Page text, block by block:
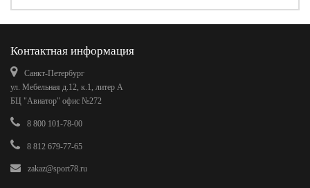
Контактная информация
Санкт-Петербург
ул. Мебельная д.12, к.1, литер А
БЦ "Авиатор" офис №272
8 800 101-78-00
8 812 679-77-65
zakaz@sport78.ru